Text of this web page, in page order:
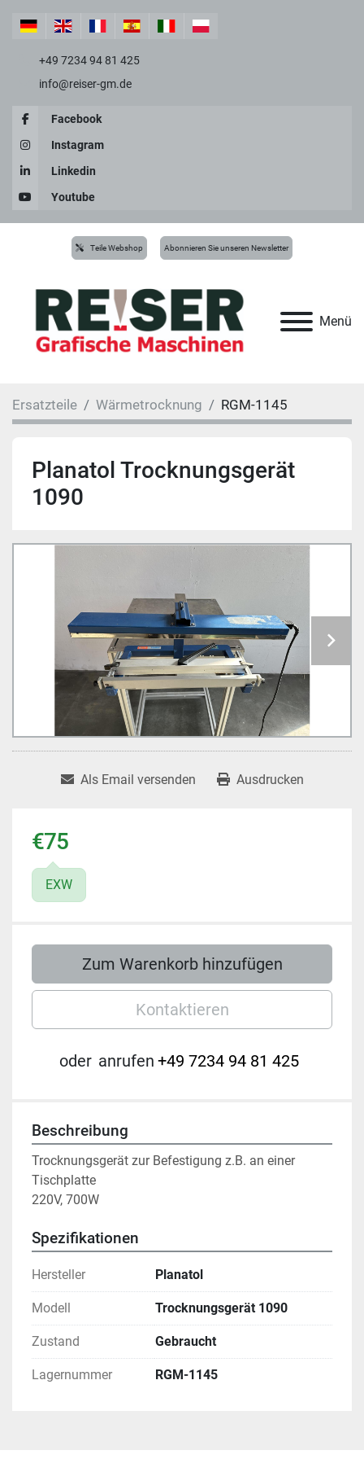
+49 7234 94 81 425
info@reiser-gm.de
Facebook
Instagram
Linkedin
Youtube
Menü
Teile Webshop Abonnieren Sie unseren Newsletter
Ersatzteile Wärmetrocknung RGM-1145
Planatol Trocknungsgerät
1090
Als Email versenden Ausdrucken
€75
EXW
Zum Warenkorb hinzufügen
Kontaktieren
oder anrufen +49 7234 94 81 425
Beschreibung
Trocknungsgerät zur Befestigung z.B. an einer
Tischplatte
220V, 700W
Spezifikationen
Hersteller Planatol
Modell Trocknungsgerät 1090
Zustand Gebraucht
Lagernummer RGM-1145